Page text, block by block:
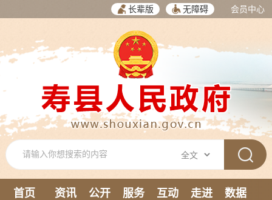
长辈版 无障碍 会员中心
首页 资讯 公开 服务 互动 走进
数据